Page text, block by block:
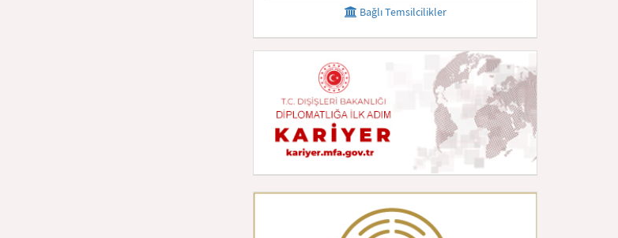
Bağlı Temsilcilikler